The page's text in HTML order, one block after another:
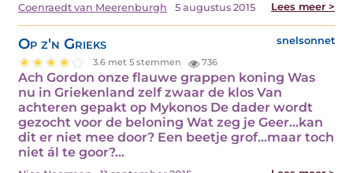
Coenraedt van Meerenburgh 5 augustus 2015 Lees meer >
Op z'n Grieks snelsonnet
3.6 met 5 stemmen 736
Ach Gordon onze flauwe grappen koning Was
nu in Griekenland zelf zwaar de klos Van
achteren gepakt op Mykonos De dader wordt
gezocht voor de beloning Wat zeg je Geer...kan
dit er niet mee door? Een beetje grof...maar toch
niet ál te goor?…